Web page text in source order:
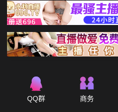
QQ群 商务